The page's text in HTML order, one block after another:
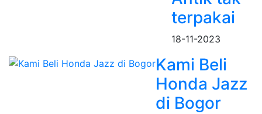
terpakai
18-11-2023
Kami Beli
Honda Jazz
di Bogor